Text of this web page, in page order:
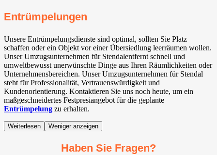
Entrümpelungen
Unsere Entrümpelungsdienste sind optimal, sollten Sie Platz
schaffen oder ein Objekt vor einer Übersiedlung leerräumen wollen.
Unser Umzugsunternehmen für Stendalentfernt schnell und
umweltbewusst unerwünschte Dinge aus Ihren Räumlichkeiten oder
Unternehmensbereichen. Unser Umzugsunternehmen für Stendal
steht für Professionalität, Vertrauenswürdigkeit und
Kundenorientierung. Kontaktieren Sie uns noch heute, um ein
maßgeschneidertes Festpresiangebot für die geplante
Entrümpelung zu erhalten.
Weiterlesen Weniger anzeigen
Haben Sie Fragen?